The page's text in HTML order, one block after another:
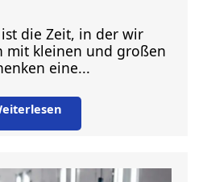
die Zeit, in der wir
mit kleinen und großen
eine...